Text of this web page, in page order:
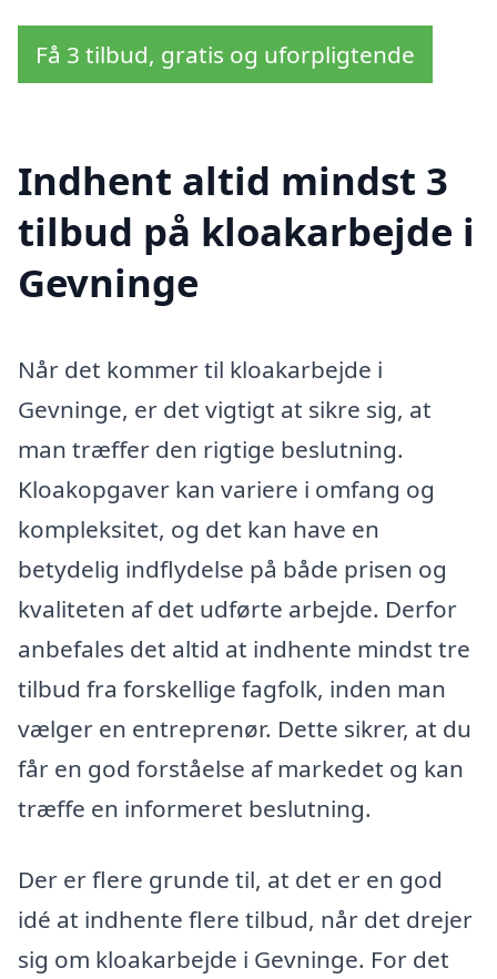
Få 3 tilbud, gratis og uforpligtende
Indhent altid mindst 3
tilbud på kloakarbejde i
Gevninge
Når det kommer til kloakarbejde i
Gevninge, er det vigtigt at sikre sig, at
man træffer den rigtige beslutning.
Kloakopgaver kan variere i omfang og
kompleksitet, og det kan have en
betydelig indflydelse på både prisen og
kvaliteten af det udførte arbejde. Derfor
anbefales det altid at indhente mindst tre
tilbud fra forskellige fagfolk, inden man
vælger en entreprenør. Dette sikrer, at du
får en god forståelse af markedet og kan
træffe en informeret beslutning.
Der er flere grunde til, at det er en god
idé at indhente flere tilbud, når det drejer
sig om kloakarbejde i Gevninge. For det